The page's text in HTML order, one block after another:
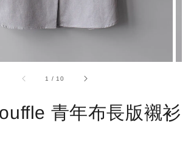
1 / 10
青年布長版襯衫